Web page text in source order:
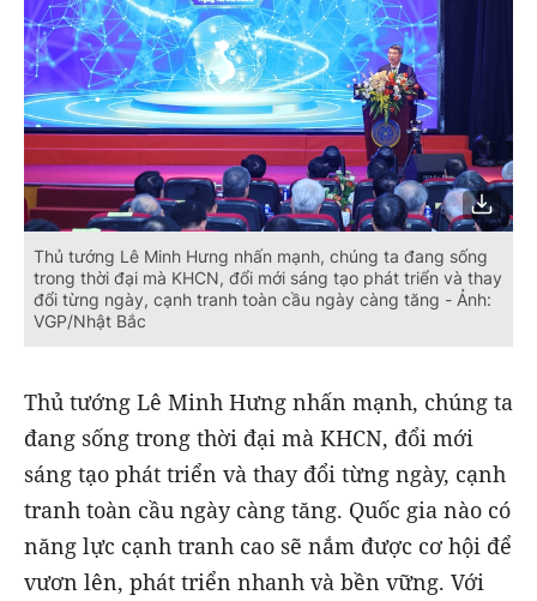
Thủ tướng Lê Minh Hưng nhấn mạnh, chúng ta đang sống
trong thời đại mà KHCN, đổi mới sáng tạo phát triển và thay
đổi từng ngày, cạnh tranh toàn cầu ngày càng tăng - Ảnh:
VGP/Nhật Bắc
Thủ tướng Lê Minh Hưng nhấn mạnh, chúng ta
đang sống trong thời đại mà KHCN, đổi mới
sáng tạo phát triển và thay đổi từng ngày, cạnh
tranh toàn cầu ngày càng tăng. Quốc gia nào có
năng lực cạnh tranh cao sẽ nắm được cơ hội để
vươn lên, phát triển nhanh và bền vững. Với